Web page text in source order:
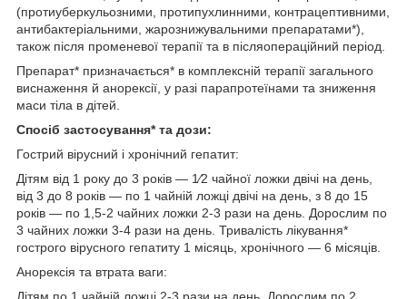
(протиуберкульозними, протипухлинними, контрацептивними,
антибактеріальними, жарознижувальними препаратами*),
також після променевої терапії та в післяопераційний період.
Препарат* призначається* в комплексній терапії загального
виснаження й анорексії, у разі парапротеїнами та зниження
маси тіла в дітей.
Спосіб застосування* та дози:
Гострий вірусний і хронічний гепатит:
Дітям від 1 року до 3 років — 1⁄2 чайної ложки двічі на день,
від 3 до 8 років — по 1 чайній ложці двічі на день, з 8 до 15
років — по 1,5-2 чайних ложки 2-3 рази на день. Дорослим по
3 чайних ложки 3-4 рази на день. Тривалість лікування*
гострого вірусного гепатиту 1 місяць, хронічного — 6 місяців.
Анорексія та втрата ваги:
Дітям по 1 чайній ложці 2-3 рази на день. Дорослим по 2